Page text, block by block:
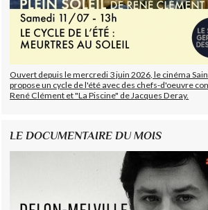
Ouvert depuis le mercredi 3 juin 2026, le cinéma
propose un cycle de l'été avec des chefs-d'oeuvre
René Clément et "La Piscine" de Jacques Deray.
LE DOCUMENTAIRE DU MOIS